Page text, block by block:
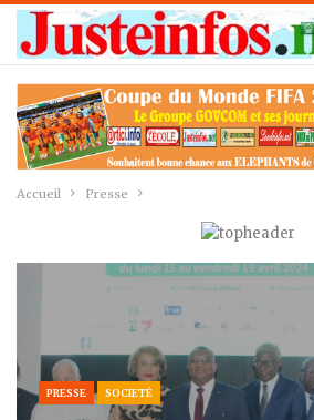
Accueil Presse
PRESSE SOCIETÉ